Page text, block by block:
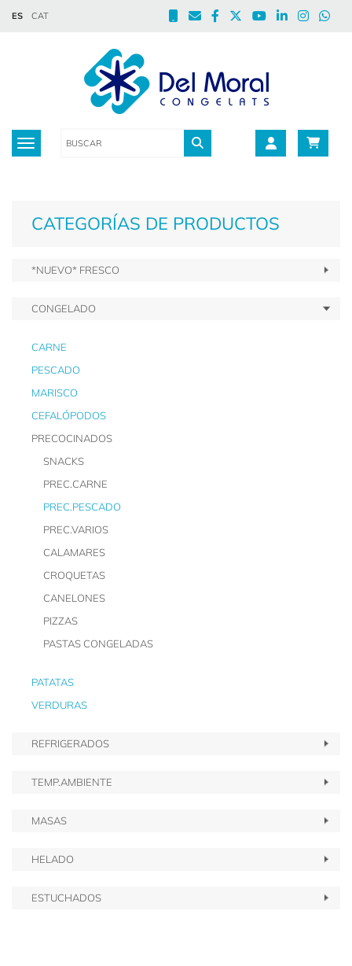
ES CAT
Toggle navigation
CATEGORÍAS DE PRODUCTOS
*NUEVO* FRESCO
CONGELADO
CARNE
PESCADO
MARISCO
CEFALÓPODOS
PRECOCINADOS
SNACKS
PREC.CARNE
PREC.PESCADO
PREC.VARIOS
CALAMARES
CROQUETAS
CANELONES
PIZZAS
PASTAS CONGELADAS
PATATAS
VERDURAS
REFRIGERADOS
TEMP.AMBIENTE
MASAS
HELADO
ESTUCHADOS